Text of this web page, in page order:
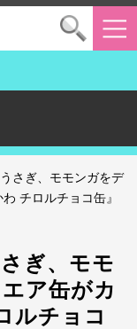
さぎ、モモンガをデ
チロルチョコ缶』
ぎ、モモ
ア缶がカ
ルチョコ